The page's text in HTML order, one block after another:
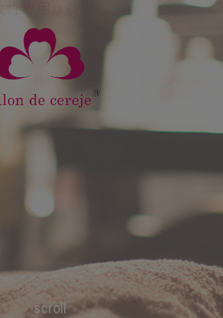
女性専用サロン
scroll